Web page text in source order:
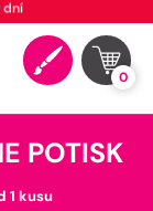
0
POTISK
1 kusu